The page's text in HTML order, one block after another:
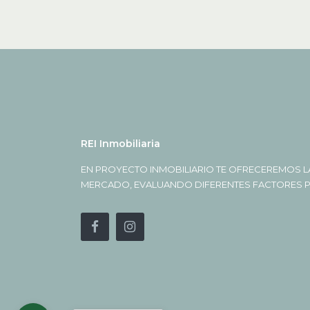
REI Inmobiliaria
EN PROYECTO INMOBILIARIO TE OFRECEREMOS
MERCADO, EVALUANDO DIFERENTES FACTORES